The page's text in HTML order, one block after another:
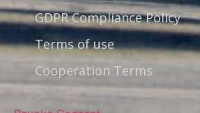
GDPR Compliance Policy
Terms of use
Cooperation Terms